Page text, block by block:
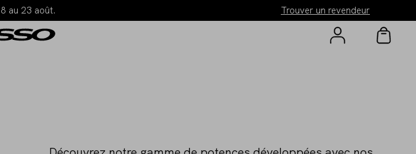
au 23 août.
Trouver un revendeur